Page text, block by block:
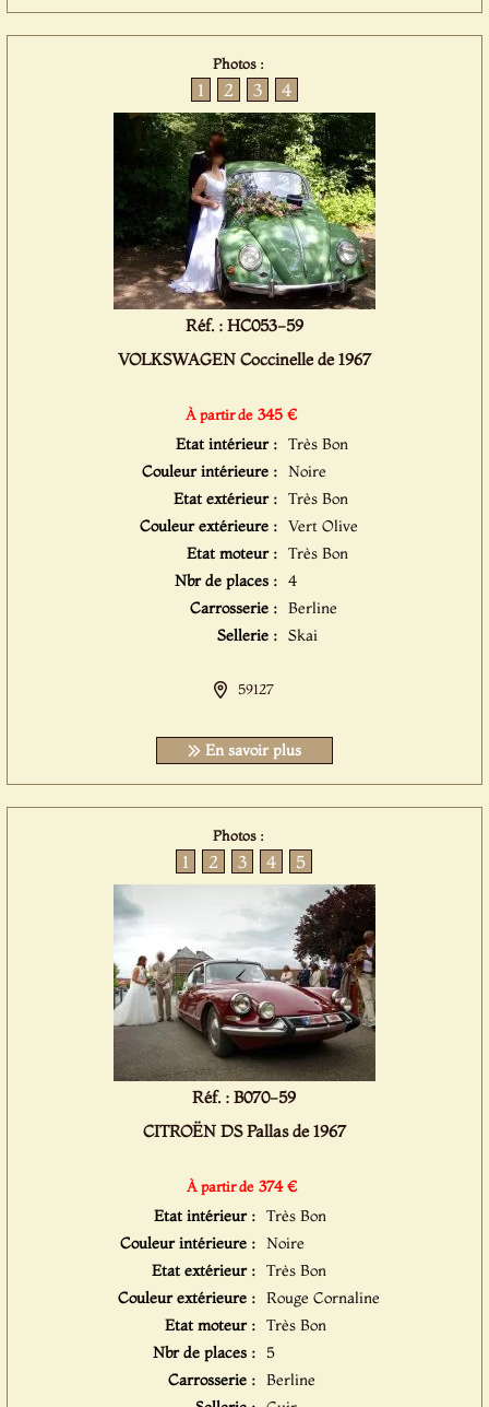
Photos :
1 2 3 4
Réf. : HC053-59
VOLKSWAGEN Coccinelle de 1967
À partir de 345 €
Etat intérieur : Très Bon
Couleur intérieure : Noire
Etat extérieur : Très Bon
Couleur extérieure : Vert Olive
Etat moteur : Très Bon
Nbr de places : 4
Carrosserie : Berline
Sellerie : Skai
59127
En savoir plus
Photos :
1 2 3 4 5
Réf. : B070-59
CITROËN DS Pallas de 1967
À partir de 374 €
Etat intérieur : Très Bon
Couleur intérieure : Noire
Etat extérieur : Très Bon
Couleur extérieure : Rouge Cornaline
Etat moteur : Très Bon
Nbr de places : 5
Carrosserie : Berline